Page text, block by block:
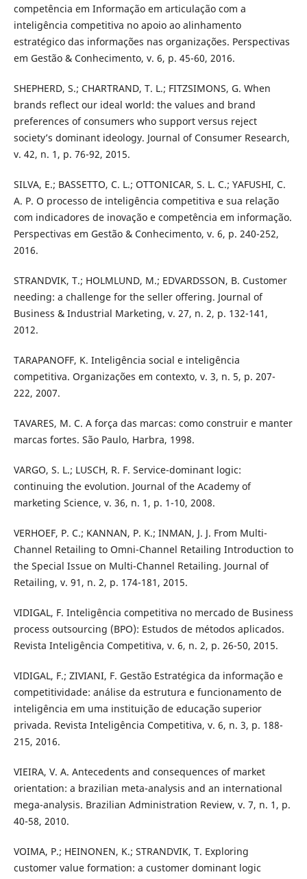
competência em Informação em articulação com a
inteligência competitiva no apoio ao alinhamento
estratégico das informações nas organizações. Perspectivas
em Gestão & Conhecimento, v. 6, p. 45-60, 2016.
SHEPHERD, S.; CHARTRAND, T. L.; FITZSIMONS, G. When
brands reflect our ideal world: the values and brand
preferences of consumers who support versus reject
society’s dominant ideology. Journal of Consumer Research,
v. 42, n. 1, p. 76-92, 2015.
SILVA, E.; BASSETTO, C. L.; OTTONICAR, S. L. C.; YAFUSHI, C.
A. P. O processo de inteligência competitiva e sua relação
com indicadores de inovação e competência em informação.
Perspectivas em Gestão & Conhecimento, v. 6, p. 240-252,
2016.
STRANDVIK, T.; HOLMLUND, M.; EDVARDSSON, B. Customer
needing: a challenge for the seller offering. Journal of
Business & Industrial Marketing, v. 27, n. 2, p. 132-141,
2012.
TARAPANOFF, K. Inteligência social e inteligência
competitiva. Organizações em contexto, v. 3, n. 5, p. 207-
222, 2007.
TAVARES, M. C. A força das marcas: como construir e manter
marcas fortes. São Paulo, Harbra, 1998.
VARGO, S. L.; LUSCH, R. F. Service-dominant logic:
continuing the evolution. Journal of the Academy of
marketing Science, v. 36, n. 1, p. 1-10, 2008.
VERHOEF, P. C.; KANNAN, P. K.; INMAN, J. J. From Multi-
Channel Retailing to Omni-Channel Retailing Introduction to
the Special Issue on Multi-Channel Retailing. Journal of
Retailing, v. 91, n. 2, p. 174-181, 2015.
VIDIGAL, F. Inteligência competitiva no mercado de Business
process outsourcing (BPO): Estudos de métodos aplicados.
Revista Inteligência Competitiva, v. 6, n. 2, p. 26-50, 2015.
VIDIGAL, F.; ZIVIANI, F. Gestão Estratégica da informação e
competitividade: análise da estrutura e funcionamento de
inteligência em uma instituição de educação superior
privada. Revista Inteligência Competitiva, v. 6, n. 3, p. 188-
215, 2016.
VIEIRA, V. A. Antecedents and consequences of market
orientation: a brazilian meta-analysis and an international
mega-analysis. Brazilian Administration Review, v. 7, n. 1, p.
40-58, 2010.
VOIMA, P.; HEINONEN, K.; STRANDVIK, T. Exploring
customer value formation: a customer dominant logic